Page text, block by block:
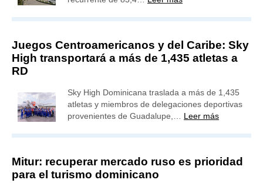
Juegos Centroamericanos y del Caribe: Sky
High transportará a más de 1,435 atletas a
RD
Sky High Dominicana traslada a más de 1,435
atletas y miembros de delegaciones deportivas
provenientes de Guadalupe,… Leer más
Mitur: recuperar mercado ruso es prioridad
para el turismo dominicano